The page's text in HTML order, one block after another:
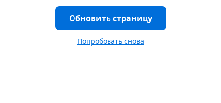
Обновить страницу
Попробовать снова